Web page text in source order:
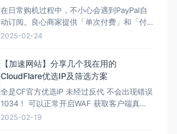
在日常购机过程中，不小心会遇到PayPal自
动订阅。良心商家提供「单次付费」和「付
费订阅」两类选项。但现在良心商家日渐变
被扣款。本文简单介绍「付费订阅」的优
劣、如何发现「付费订阅」、以及事后如何
取消「付费订阅」。 付
2025-02-24
【加速网站】分享几个我在用的
CloudFlare优选IP及筛选方案
全是CF官方优选IP 未经过反代 不会出现错误
1034！ 可以正常开启WAF 获取客户端真实
IP！ 云服务监测平台 虽然我跟此站长 因其他
2025-02-19